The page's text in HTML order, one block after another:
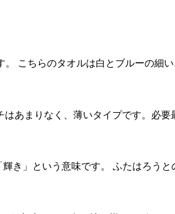
こちらのタオルは白とブルーの細
あまりなく、薄いタイプです。必
き」という意味です。 ふたはろう